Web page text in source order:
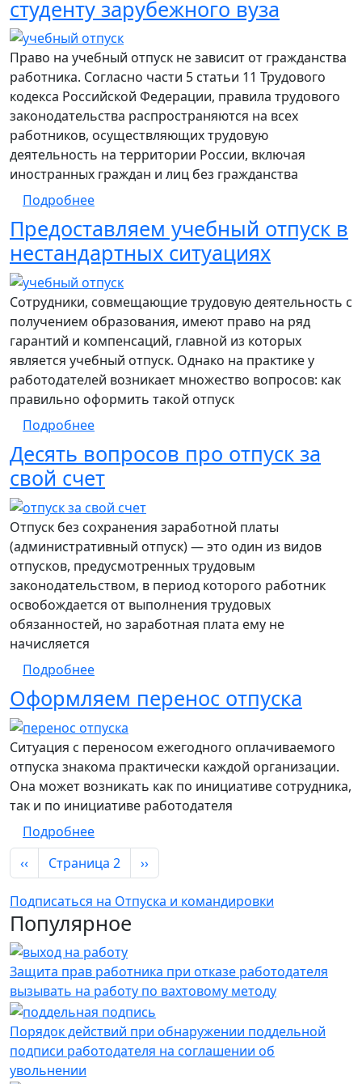
студенту зарубежного вуза
Право на учебный отпуск не зависит от гражданства
работника. Согласно части 5 статьи 11 Трудового
кодекса Российской Федерации, правила трудового
законодательства распространяются на всех
работников, осуществляющих трудовую
деятельность на территории России, включая
иностранных граждан и лиц без гражданства
Подробнеео Нужно ли предоставлять учебный
Предоставляем учебный отпуск в
нестандартных ситуациях
Сотрудники, совмещающие трудовую деятельность с
получением образования, имеют право на ряд
гарантий и компенсаций, главной из которых
является учебный отпуск. Однако на практике у
работодателей возникает множество вопросов: как
правильно оформить такой отпуск
Подробнеео Предоставляем учебный отпуск в
Десять вопросов про отпуск за
свой счет
Отпуск без сохранения заработной платы
(административный отпуск) — это один из видов
отпусков, предусмотренных трудовым
законодательством, в период которого работник
освобождается от выполнения трудовых
обязанностей, но заработная плата ему не
начисляется
Подробнеео Десять вопросов про отпуск за свой
Оформляем перенос отпуска
Ситуация с переносом ежегодного оплачиваемого
отпуска знакома практически каждой организации.
Она может возникать как по инициативе сотрудника,
так и по инициативе работодателя
Подробнеео Оформляем перенос отпуска
Нумерация страниц
Предыдущая страница
‹‹ Страница 2 Следующая страница
››
Подписаться на Отпуска и командировки
Популярное
Защита прав работника при отказе работодателя
вызывать на работу по вахтовому методу
Порядок действий при обнаружении поддельной
подписи работодателя на соглашении об
увольнении